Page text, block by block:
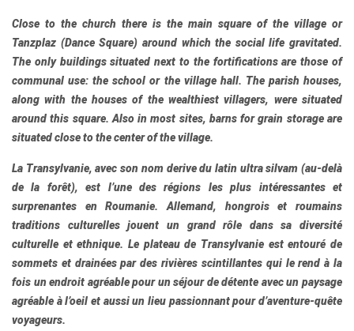
Close to the church there is the main square of the village or
Tanzplaz (Dance Square) around which the social life gravitated.
The only buildings situated next to the fortifications are those of
communal use: the school or the village hall. The parish houses,
along with the houses of the wealthiest villagers, were situated
around this square. Also in most sites, barns for grain storage are
situated close to the center of the village.
La Transylvanie, avec son nom derive du latin ultra silvam (au-delà
de la forêt), est l’une des régions les plus intéressantes et
surprenantes en Roumanie. Allemand, hongrois et roumains
traditions culturelles jouent un grand rôle dans sa diversité
culturelle et ethnique. Le plateau de Transylvanie est entouré de
sommets et drainées par des rivières scintillantes qui le rend à la
fois un endroit agréable pour un séjour de détente avec un paysage
agréable à l’oeil et aussi un lieu passionnant pour d’aventure-quête
voyageurs.